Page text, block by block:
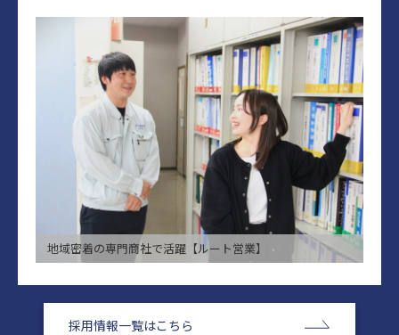
地域密着の専⾨商社で活躍【ルート営業】
採用情報一覧はこちら